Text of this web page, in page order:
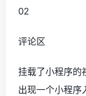
02
评论区
挂载了小程序的
出现一个小程序